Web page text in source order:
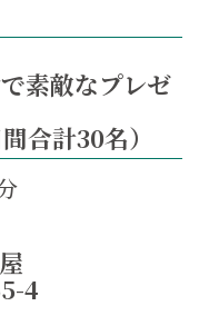
素敵なプレゼ
合計30名）
4